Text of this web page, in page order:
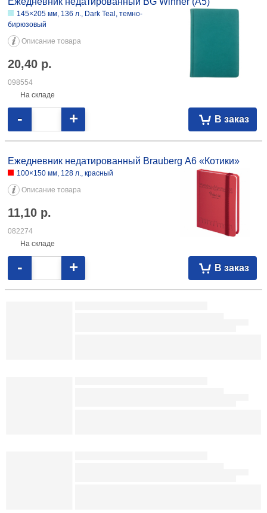
9,35 097504 145×215 мм, 160 л., черный 9,76 097505
Ежедневник недатированный BG Winner (А5)
145×205 мм, 136 л., Dark Teal, темно-
бирюзовый
Описание товара
20,40р.
098554
На складе
В заказ
- +
Ежедневник недатированный Brauberg А6 «Котики»
100×150 мм, 128 л., красный
Описание товара
11,10р.